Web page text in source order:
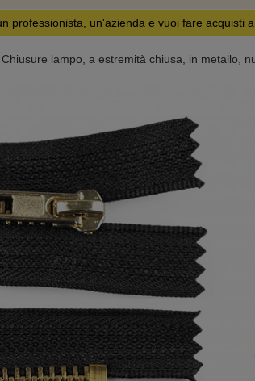
professionista, un'azienda e vuoi fare acquisti
Chiusure lampo, a estremità chiusa, in metallo,